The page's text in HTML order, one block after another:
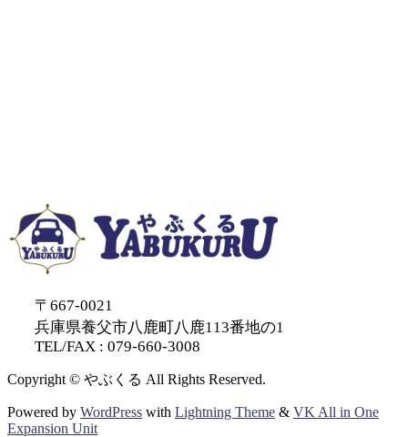
〒667-0021
兵庫県養父市八鹿町八鹿113番地の1
TEL/FAX : 079-660-3008
Copyright © やぶくる All Rights Reserved.
Powered by WordPress with Lightning Theme & VK All in One
Expansion Unit